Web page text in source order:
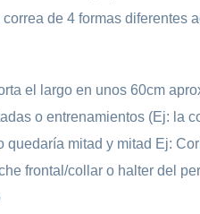
de 4 formas diferentes
el largo en unos 60cm
o entrenamientos (Ej: la
mitad y mitad Ej:
frontal/collar o halter del